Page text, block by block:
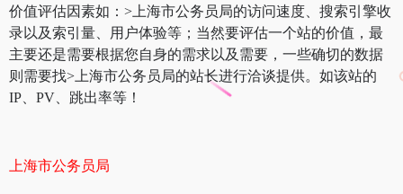
价值评估因素如：>上海市公务员局的访问速度、搜索引擎收
录以及索引量、用户体验等；当然要评估一个站的价值，最
主要还是需要根据您自身的需求以及需要，一些确切的数据
则需要找>上海市公务员局的站长进行洽谈提供。如该站的
IP、PV、跳出率等！
上海市公务员局